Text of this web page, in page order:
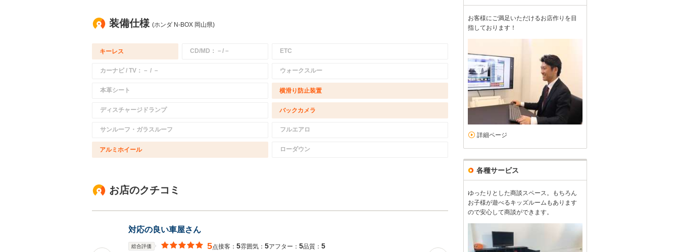
装備仕様 (ホンダ N-BOX 岡山県)
キーレス CD/MD：－/－ ETC
カーナビ / TV：－ / － ウォークスルー
本革シート 横滑り防止装置
ディスチャージドランプ バックカメラ
サンルーフ・ガラスルーフ フルエアロ
アルミホイール ローダウン
お店のクチコミ
対応の良い車屋さん
総合評価 5点接客： 5雰囲気： 5アフター： 5品質： 5
良い店舗
総合評価 接客：
お客様にご満足いただけるお店作りを目
指しております！
詳細ページ
各種サービス
ゆったりとした商談スペース。もちろん
お子様が遊べるキッズルームもあります
ので安心して商談ができます。